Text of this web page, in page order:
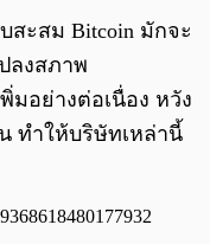
สะสม Bitcoin มักจะ
ลงสภาพ
พิ่มอย่างต่อเนื่อง หวัง
ทำให้บริษัทเหล่านี้